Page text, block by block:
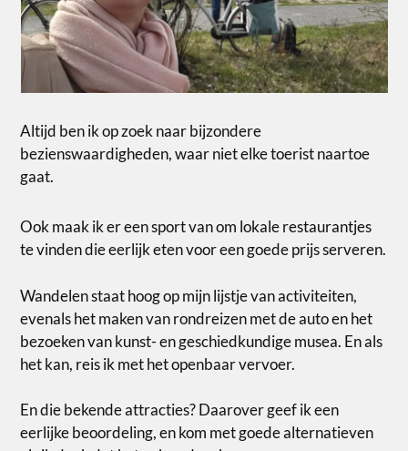
Altijd ben ik op zoek naar bijzondere
bezienswaardigheden, waar niet elke toerist naartoe
gaat.
Ook maak ik er een sport van om lokale restaurantjes
te vinden die eerlijk eten voor een goede prijs serveren.
Wandelen staat hoog op mijn lijstje van activiteiten,
evenals het maken van rondreizen met de auto en het
bezoeken van kunst- en geschiedkundige musea. En als
het kan, reis ik met het openbaar vervoer.
En die bekende attracties? Daarover geef ik een
eerlijke beoordeling, en kom met goede alternatieven